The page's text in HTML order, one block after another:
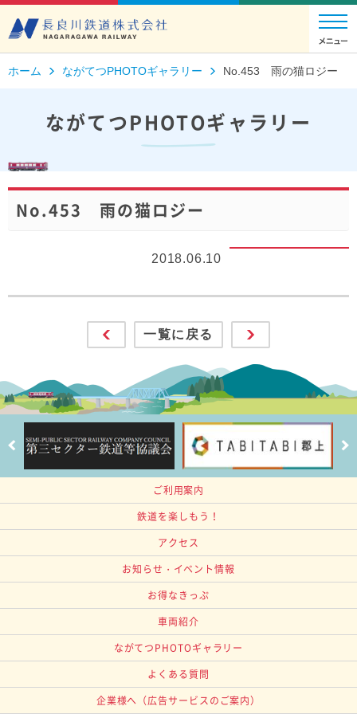
ホーム ながてつPHOTOギャラリー No.453 雨の猫ロジー
ながてつPHOTOギャラリー
No.453 雨の猫ロジー
2018.06.10
一覧に戻る
ご利用案内
鉄道を楽しもう！
アクセス
お知らせ・イベント情報
お得なきっぷ
車両紹介
ながてつPHOTOギャラリー
よくある質問
企業様へ （広告サービスのご案内）